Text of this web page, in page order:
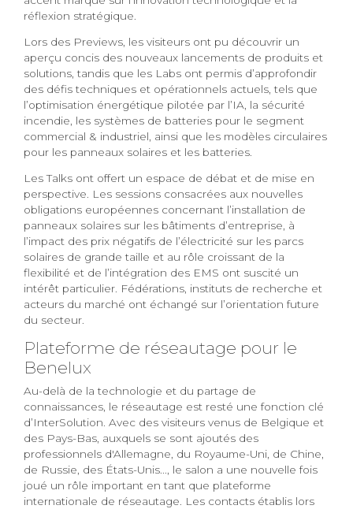
réflexion stratégique.
Lors des Previews, les visiteurs ont pu découvrir un
aperçu concis des nouveaux lancements de produits et
solutions, tandis que les Labs ont permis d’approfondir
des défis techniques et opérationnels actuels, tels que
l’optimisation énergétique pilotée par l’IA, la sécurité
incendie, les systèmes de batteries pour le segment
commercial & industriel, ainsi que les modèles circulaires
pour les panneaux solaires et les batteries.
Les Talks ont offert un espace de débat et de mise en
perspective. Les sessions consacrées aux nouvelles
obligations européennes concernant l’installation de
panneaux solaires sur les bâtiments d’entreprise, à
l’impact des prix négatifs de l’électricité sur les parcs
solaires de grande taille et au rôle croissant de la
flexibilité et de l’intégration des EMS ont suscité un
intérêt particulier. Fédérations, instituts de recherche et
acteurs du marché ont échangé sur l’orientation future
du secteur.
Plateforme de réseautage pour le
Benelux
Au-delà de la technologie et du partage de
connaissances, le réseautage est resté une fonction clé
d’InterSolution. Avec des visiteurs venus de Belgique et
des Pays-Bas, auxquels se sont ajoutés des
professionnels d'Allemagne, du Royaume-Uni, de Chine,
de Russie, des États-Unis..., le salon a une nouvelle fois
joué un rôle important en tant que plateforme
internationale de réseautage. Les contacts établis lors